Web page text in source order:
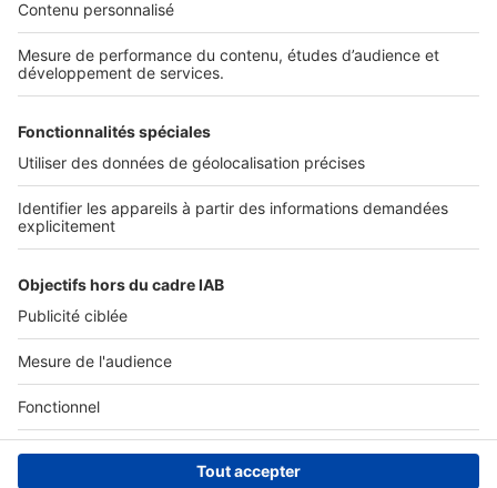
Nos solutions pro
Actualités pro
Nous contacter
Connexion à My SeLoger Pro
Espace Presse